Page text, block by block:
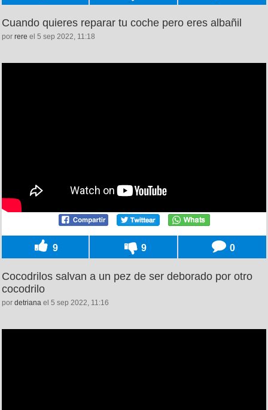
Cuando quieres reparar tu coche pero eres albañil
por rere el 5 sep 2022, 11:18
9 9 0
Cocodrilos salvan a un pez de ser deborado por otro
cocodrilo
por detriana el 5 sep 2022, 11:16